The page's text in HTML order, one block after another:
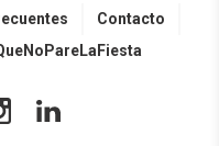
Contacto